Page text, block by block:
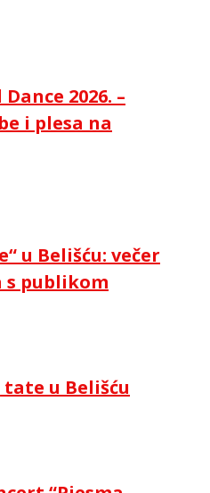
2026. –
i plesa na
u Belišću: večer
publikom
u Belišću